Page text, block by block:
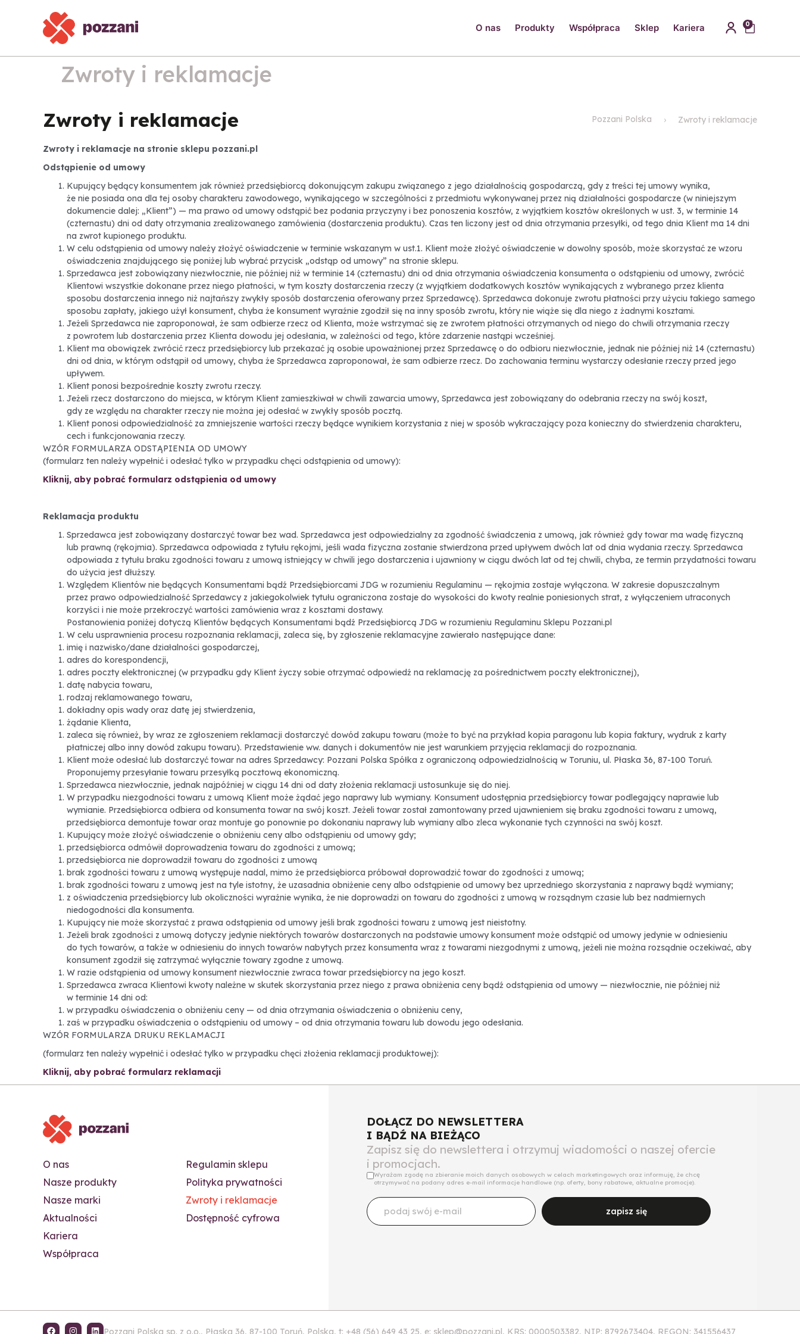
O nas Produkty Współpraca Sklep Kariera 0
Zwroty i reklamacje
Zwroty i reklamacje Pozzani Polska Zwroty i reklamacje
Zwroty i reklamacje na stronie sklepu pozzani.pl
Odstąpienie od umowy
Kupujący będący konsumentem jak również przedsiębiorcą dokonującym zakupu związanego z jego działalnością gospodarczą, gdy z treści tej umowy wynika,
że nie posiada ona dla tej osoby charakteru zawodowego, wynikającego w szczególności z przedmiotu wykonywanej przez nią działalności gospodarcze (w niniejszym
dokumencie dalej: „Klient”) — ma prawo od umowy odstąpić bez podania przyczyny i bez ponoszenia kosztów, z wyjątkiem kosztów określonych w ust. 3, w terminie 14
(czternastu) dni od daty otrzymania zrealizowanego zamówienia (dostarczenia produktu). Czas ten liczony jest od dnia otrzymania przesyłki, od tego dnia Klient ma 14 dni
na zwrot kupionego produktu.
W celu odstąpienia od umowy należy złożyć oświadczenie w terminie wskazanym w ust.1. Klient może złożyć oświadczenie w dowolny sposób, może skorzystać ze wzoru
oświadczenia znajdującego się poniżej lub wybrać przycisk „odstąp od umowy” na stronie sklepu.
Sprzedawca jest zobowiązany niezwłocznie, nie później niż w terminie 14 (czternastu) dni od dnia otrzymania oświadczenia konsumenta o odstąpieniu od umowy, zwrócić
Klientowi wszystkie dokonane przez niego płatności, w tym koszty dostarczenia rzeczy (z wyjątkiem dodatkowych kosztów wynikających z wybranego przez klienta
sposobu dostarczenia innego niż najtańszy zwykły sposób dostarczenia oferowany przez Sprzedawcę). Sprzedawca dokonuje zwrotu płatności przy użyciu takiego samego
sposobu zapłaty, jakiego użył konsument, chyba że konsument wyraźnie zgodził się na inny sposób zwrotu, który nie wiąże się dla niego z żadnymi kosztami.
Jeżeli Sprzedawca nie zaproponował, że sam odbierze rzecz od Klienta, może wstrzymać się ze zwrotem płatności otrzymanych od niego do chwili otrzymania rzeczy
z powrotem lub dostarczenia przez Klienta dowodu jej odesłania, w zależności od tego, które zdarzenie nastąpi wcześniej.
Klient ma obowiązek zwrócić rzecz przedsiębiorcy lub przekazać ją osobie upoważnionej przez Sprzedawcę o do odbioru niezwłocznie, jednak nie później niż 14 (czternastu)
dni od dnia, w którym odstąpił od umowy, chyba że Sprzedawca zaproponował, że sam odbierze rzecz. Do zachowania terminu wystarczy odesłanie rzeczy przed jego
upływem.
Klient ponosi bezpośrednie koszty zwrotu rzeczy.
Jeżeli rzecz dostarczono do miejsca, w którym Klient zamieszkiwał w chwili zawarcia umowy, Sprzedawca jest zobowiązany do odebrania rzeczy na swój koszt,
gdy ze względu na charakter rzeczy nie można jej odesłać w zwykły sposób pocztą.
Klient ponosi odpowiedzialność za zmniejszenie wartości rzeczy będące wynikiem korzystania z niej w sposób wykraczający poza konieczny do stwierdzenia charakteru,
cech i funkcjonowania rzeczy.
WZÓR FORMULARZA ODSTĄPIENIA OD UMOWY
(formularz ten należy wypełnić i odesłać tylko w przypadku chęci odstąpienia od umowy):
Kliknij, aby pobrać formularz odstąpienia od umowy
Reklamacja produktu
Sprzedawca jest zobowiązany dostarczyć towar bez wad. Sprzedawca jest odpowiedzialny za zgodność świadczenia z umową, jak również gdy towar ma wadę fizyczną
lub prawną (rękojmia). Sprzedawca odpowiada z tytułu rękojmi, jeśli wada fizyczna zostanie stwierdzona przed upływem dwóch lat od dnia wydania rzeczy. Sprzedawca
odpowiada z tytułu braku zgodności towaru z umową istniejący w chwili jego dostarczenia i ujawniony w ciągu dwóch lat od tej chwili, chyba, ze termin przydatności towaru
do użycia jest dłuższy.
Względem Klientów nie będących Konsumentami bądź Przedsiębiorcami JDG w rozumieniu Regulaminu — rękojmia zostaje wyłączona. W zakresie dopuszczalnym
przez prawo odpowiedzialność Sprzedawcy z jakiegokolwiek tytułu ograniczona zostaje do wysokości do kwoty realnie poniesionych strat, z wyłączeniem utraconych
korzyści i nie może przekroczyć wartości zamówienia wraz z kosztami dostawy.
Postanowienia poniżej dotyczą Klientów będących Konsumentami bądź Przedsiębiorcą JDG w rozumieniu Regulaminu Sklepu Pozzani.pl
W celu usprawnienia procesu rozpoznania reklamacji, zaleca się, by zgłoszenie reklamacyjne zawierało następujące dane:
imię i nazwisko/dane działalności gospodarczej,
adres do korespondencji,
adres poczty elektronicznej (w przypadku gdy Klient życzy sobie otrzymać odpowiedź na reklamację za pośrednictwem poczty elektronicznej),
datę nabycia towaru,
rodzaj reklamowanego towaru,
dokładny opis wady oraz datę jej stwierdzenia,
żądanie Klienta,
zaleca się również, by wraz ze zgłoszeniem reklamacji dostarczyć dowód zakupu towaru (może to być na przykład kopia paragonu lub kopia faktury, wydruk z karty
płatniczej albo inny dowód zakupu towaru). Przedstawienie ww. danych i dokumentów nie jest warunkiem przyjęcia reklamacji do rozpoznania.
Klient może odesłać lub dostarczyć towar na adres Sprzedawcy: Pozzani Polska Spółka z ograniczoną odpowiedzialnością w Toruniu, ul. Płaska 36, 87-100 Toruń.
Proponujemy przesyłanie towaru przesyłką pocztową ekonomiczną.
Sprzedawca niezwłocznie, jednak najpóźniej w ciągu 14 dni od daty złożenia reklamacji ustosunkuje się do niej.
W przypadku niezgodności towaru z umową Klient może żądać jego naprawy lub wymiany. Konsument udostępnia przedsiębiorcy towar podlegający naprawie lub
wymianie. Przedsiębiorca odbiera od konsumenta towar na swój koszt. Jeżeli towar został zamontowany przed ujawnieniem się braku zgodności towaru z umową,
przedsiębiorca demontuje towar oraz montuje go ponownie po dokonaniu naprawy lub wymiany albo zleca wykonanie tych czynności na swój koszt.
Kupujący może złożyć oświadczenie o obniżeniu ceny albo odstąpieniu od umowy gdy;
przedsiębiorca odmówił doprowadzenia towaru do zgodności z umową;
przedsiębiorca nie doprowadził towaru do zgodności z umową
brak zgodności towaru z umową występuje nadal, mimo że przedsiębiorca próbował doprowadzić towar do zgodności z umową;
brak zgodności towaru z umową jest na tyle istotny, że uzasadnia obniżenie ceny albo odstąpienie od umowy bez uprzedniego skorzystania z naprawy bądź wymiany;
z oświadczenia przedsiębiorcy lub okoliczności wyraźnie wynika, że nie doprowadzi on towaru do zgodności z umową w rozsądnym czasie lub bez nadmiernych
niedogodności dla konsumenta.
Kupujący nie może skorzystać z prawa odstąpienia od umowy jeśli brak zgodności towaru z umową jest nieistotny.
Jeżeli brak zgodności z umową dotyczy jedynie niektórych towarów dostarczonych na podstawie umowy konsument może odstąpić od umowy jedynie w odniesieniu
do tych towarów, a także w odniesieniu do innych towarów nabytych przez konsumenta wraz z towarami niezgodnymi z umową, jeżeli nie można rozsądnie oczekiwać, aby
konsument zgodził się zatrzymać wyłącznie towary zgodne z umową.
W razie odstąpienia od umowy konsument niezwłocznie zwraca towar przedsiębiorcy na jego koszt.
Sprzedawca zwraca Klientowi kwoty należne w skutek skorzystania przez niego z prawa obniżenia ceny bądź odstąpienia od umowy — niezwłocznie, nie później niż
w terminie 14 dni od:
w przypadku oświadczenia o obniżeniu ceny — od dnia otrzymania oświadczenia o obniżeniu ceny,
zaś w przypadku oświadczenia o odstąpieniu od umowy – od dnia otrzymania towaru lub dowodu jego odesłania.
WZÓR FORMULARZA DRUKU REKLAMACJI
(formularz ten należy wypełnić i odesłać tylko w przypadku chęci złożenia reklamacji produktowej):
Kliknij, aby pobrać formularz reklamacji
O nas
Nasze produkty
Nasze marki
Aktualności
Kariera
Współpraca
Regulamin sklepu
Polityka prywatności
Zwroty i reklamacje
Dostępność cyfrowa
DOŁĄCZ DO NEWSLETTERA
I BĄDŹ NA BIEŻĄCO
Zapisz się do newslettera i otrzymuj wiadomości o naszej ofercie
i promocjach.
Wyrażam zgodę na zbieranie moich danych osobowych w celach marketingowych oraz informuję, że chcę
otrzymywać na podany adres e-mail informacje handlowe (np. oferty, bony rabatowe, aktualne promocje).
zapisz się
Pozzani Polska sp. z o.o., Płaska 36, 87-100 Toruń, Polska, t: +48 (56) 649 43 25, e: sklep@pozzani.pl, KRS: 0000503382, NIP: 8792673404, REGON: 341556437